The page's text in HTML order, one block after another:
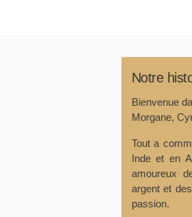
Notre
Bienvenue
Morgane,
Tout a
Inde et en
amoureux
argent et
passion.